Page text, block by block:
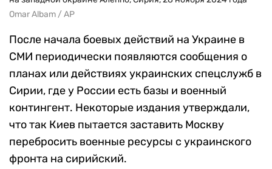
Omar Albam / AP
После начала боевых действий на Украине в
СМИ периодически появляются сообщения о
планах или действиях украинских спецслужб в
Сирии, где у России есть базы и военный
контингент. Некоторые издания утверждали,
что так Киев пытается заставить Москву
перебросить военные ресурсы с украинского
фронта на сирийский.